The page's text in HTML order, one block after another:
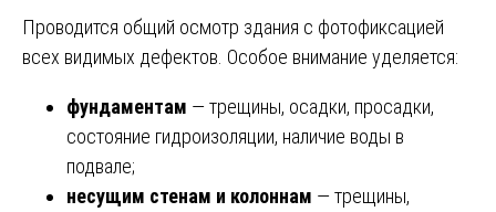
Проводится общий осмотр здания с фотофиксацией
всех видимых дефектов. Особое внимание уделяется:
фундаментам — трещины, осадки, просадки,
состояние гидроизоляции, наличие воды в
подвале;
несущим стенам и колоннам — трещины,